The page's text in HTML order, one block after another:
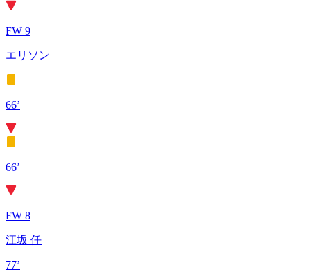
FW 9
エリソン
66’
66’
FW 8
江坂 任
77’